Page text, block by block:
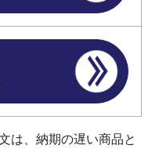
は、納期の遅い商品と